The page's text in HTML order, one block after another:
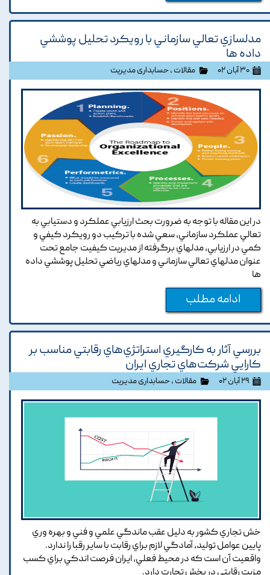
مدلسازي تعالي سازماني با رويکرد تحليل پوششي
داده ها
۳۰ آبان ۰۲ مقالات ،حسابداری مدیریت
در اين مقاله با توجه به ضرورت بحث ارزيابي عملکرد و دستيابي به
تعالي عملکرد سازماني, سعي شده با ترکيب دو رويکرد کيفي و
کمي در ارزيابي, مدلهاي برگرفته از مديريت کيفيت جامع تحت
عنوان مدلهاي تعالي سازماني و مدلهاي رياضي تحليل پوششي داده
ها
ادامه مطلب
بررسي آثار به کارگيري استراتژي‌هاي رقابتي مناسب بر
کارايي شرکت‌هاي تجاري ايران
۲۹ آبان ۰۲ مقالات ،حسابداری مدیریت
خش تجاري کشور به دليل عقب ماندگي علمي و فني و بهره وري
پايين عوامل توليد, آمادگي لازم براي رقابت با ساير رقبا را ندارد.
واقعيت آن است که در محيط فعلي, ايران فرصت اندکي براي کسب